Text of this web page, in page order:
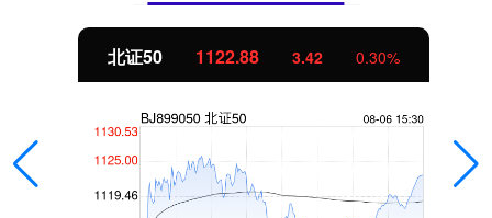
北证50 1122.88 3.42 0.30%